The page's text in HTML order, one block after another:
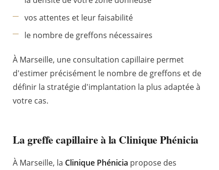
vos attentes et leur faisabilité
le nombre de greffons nécessaires
À Marseille, une consultation capillaire permet
d'estimer précisément le nombre de greffons et de
définir la stratégie d'implantation la plus adaptée à
votre cas.
La greffe capillaire à la Clinique Phénicia
À Marseille, la Clinique Phénicia propose des